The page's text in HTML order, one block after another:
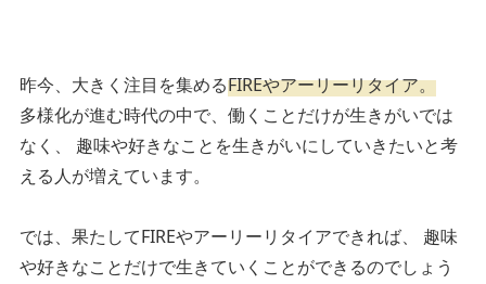
昨今、大きく注目を集めるFIREやアーリーリタイア。
多様化が進む時代の中で、働くことだけが生きがいでは
なく、
趣味や好きなことを生きがいにしていきたいと考
える人が増えています。
では、果たしてFIREやアーリーリタイアできれば、
趣味
や好きなことだけで生きていくことができるのでしょう